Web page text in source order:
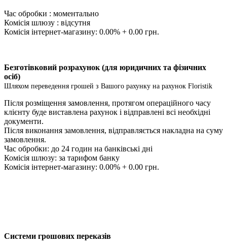
Час обробки : моментально
Комісія шлюзу : відсутня
Комісія інтернет-магазину: 0.00% + 0.00 грн.
Безготівковий розрахунок (для юридичних та фізичних
осіб)
Шляхом переведення грошей з Вашого рахунку на рахунок Floristik
Після розміщення замовлення, протягом операційного часу
клієнту буде виставлена ​​рахунок і відправлені всі необхідні
документи.
Після виконання замовлення, відправляється накладна на суму
замовлення.
Час обробки: до 24 годин на банківські дні
Комісія шлюзу: за тарифом банку
Комісія інтернет-магазину: 0.00% + 0.00 грн.
Системи грошових переказів